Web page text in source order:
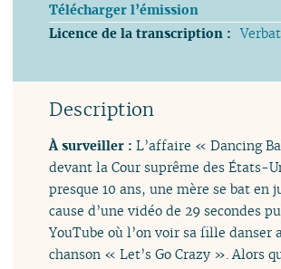
Télécharger l’émission
Licence de la transcription :
Description
À surveiller : L’affaire « Dancing
devant la Cour suprême des États-
presque 10 ans, une mère se bat en
cause d’une vidéo de 29 secondes
YouTube où l’on voir sa fille danser
chanson « Let’s Go Crazy ». Alors